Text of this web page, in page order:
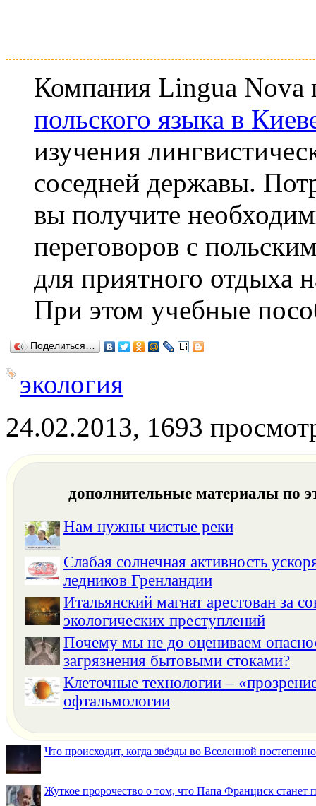
Компания Lingua Nova
польского языка в
изучения
соседней державы.
вы получите
переговоров с
для приятного отдыха
При этом учебные
Поделиться…
экология
24.02.2013, 1693
дополнительные материалы по
Нам нужны чистые реки
Слабая солнечная активность
ледников Гренландии
Итальянский магнат арестован за
экологических преступлений
Почему мы не до оцениваем
загрязнения бытовыми стоками?
Клеточные технологии –
офтальмологии
Что происходит, когда звёзды во Вселенной
Жуткое пророчество о том, что Папа Франциск